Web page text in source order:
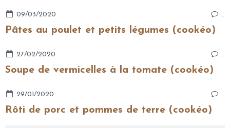
09/03/2020 …
Pâtes au poulet et petits légumes (cookéo)
27/02/2020 …
Soupe de vermicelles à la tomate (cookéo)
29/01/2020
Rôti de porc et pommes de terre (cookéo)